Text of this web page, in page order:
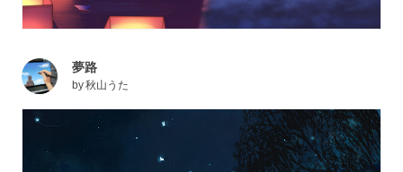
夢路
by秋山うた